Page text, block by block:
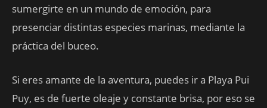
sumergirte en un mundo de emoción, para
presenciar distintas especies marinas, mediante la
práctica del buceo.
Si eres amante de la aventura, puedes ir a Playa Pui
Puy, es de fuerte oleaje y constante brisa, por eso se